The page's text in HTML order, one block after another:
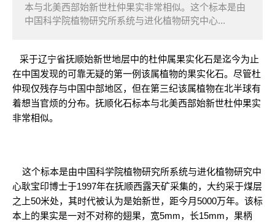
本与北美西部始新世杜仲果实非常相似。这个标本是由
中国科学院植物研究所系统与进化植物研究中心...
采于辽宁省抚顺始新世地层中的杜仲属果实化石是迄今为止
在中国发现的可靠无疑的第一例该属植物的果实化石。尽管杜
仲现仅残存与中国中部地区，但在第三纪该属植物在北半球有
着想当官烦的分布。抚顺化石标本与北美西部始新世杜仲果实
非常相似。
这个标本是由中国科学院植物研究所系统与进化植物研究中
心耿宝印博士于1997年在抚顺西露天矿采集的，大约采于煤层
之上50米处，其时代被认为是始新世，距今月5000万年。该标
本上的果实是一对不对称的翅果，宽5mm，长15mm，果柄